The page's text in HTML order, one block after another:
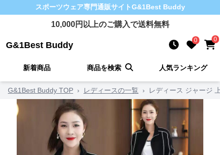
スポーツウェア専門通販サイトG&1Best Buddy
10,000円以上のご購入で送料無料
G&1Best Buddy 0 0
新着商品 商品を検索 人気ランキング
G&1Best Buddy TOP › レディースの一覧 › レディース ジャージ